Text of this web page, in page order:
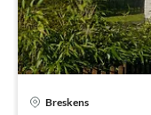
Breskens